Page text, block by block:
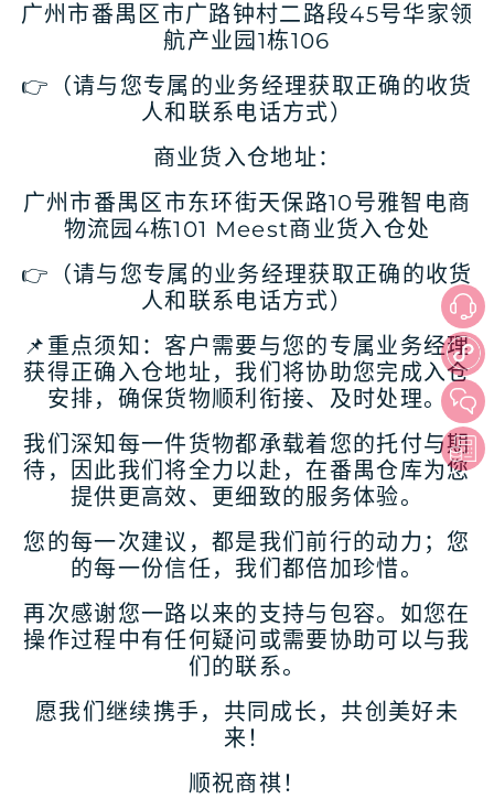
广州市番禺区市广路钟村二路段45号华家领
航产业园1栋106
👉（请与您专属的业务经理获取正确的收货
人和联系电话方式）
商业货入仓地址：
广州市番禺区市东环街天保路10号雅智电商
物流园4栋101 Meest商业货入仓处
👉（请与您专属的业务经理获取正确的收货
人和联系电话方式）
📌重点须知：客户需要与您的专属业务经理
获得正确入仓地址，我们将协助您完成入仓
安排，确保货物顺利衔接、及时处理。
我们深知每一件货物都承载着您的托付与期
待，因此我们将全力以赴，在番禺仓库为您
提供更高效、更细致的服务体验。
您的每一次建议，都是我们前行的动力；您
的每一份信任，我们都倍加珍惜。
再次感谢您一路以来的支持与包容。如您在
操作过程中有任何疑问或需要协助可以与我
们的联系。
愿我们继续携手，共同成长，共创美好未
来！
顺祝商祺！